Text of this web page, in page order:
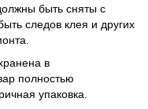
быть сняты с
следов клея и других
в
полностью
упаковка.